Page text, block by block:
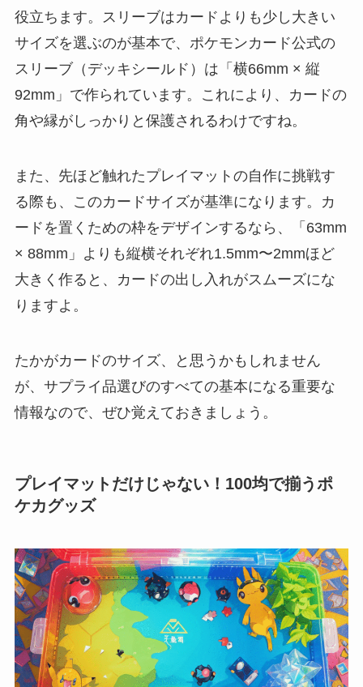
役立ちます。スリーブはカードよりも少し大きい
サイズを選ぶのが基本で、ポケモンカード公式の
スリーブ（デッキシールド）は「横66mm × 縦
92mm」で作られています。これにより、カードの
角や縁がしっかりと保護されるわけですね。
また、先ほど触れたプレイマットの自作に挑戦す
る際も、このカードサイズが基準になります。カ
ードを置くための枠をデザインするなら、「63mm
× 88mm」よりも縦横それぞれ1.5mm〜2mmほど
大きく作ると、カードの出し入れがスムーズにな
りますよ。
たかがカードのサイズ、と思うかもしれません
が、サプライ品選びのすべての基本になる重要な
情報なので、ぜひ覚えておきましょう。
プレイマットだけじゃない！100均で揃うポ
ケカグッズ